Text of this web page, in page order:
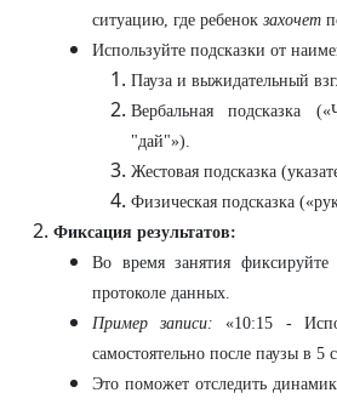
ситуацию, где ребенок захочет
Используйте подсказки от
Пауза и выжидательный
Вербальная подсказка
"дай"»).
Жестовая подсказка
Физическая подсказка
Фиксация результатов:
Во время занятия фиксируйте
протоколе данных.
Пример записи: «10:15 -
самостоятельно после паузы в 5
Это поможет отследить